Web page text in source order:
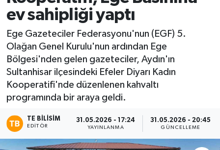
ev sahipliği yaptı
Ege Gazeteciler Federasyonu'nun (EGF) 5.
Olağan Genel Kurulu'nun ardından Ege
Bölgesi'nden gelen gazeteciler, Aydın'ın
Sultanhisar ilçesindeki Efeler Diyarı Kadın
Kooperatifi'nde düzenlenen kahvaltı
programında bir araya geldi.
TE BILISIM
EDITÖR
31.05.2026 - 17:24
YAYINLANMA
31.05.2026 - 20:45
GÜNCELLEME
Son Dakika Haberleri
Haber Arşivi